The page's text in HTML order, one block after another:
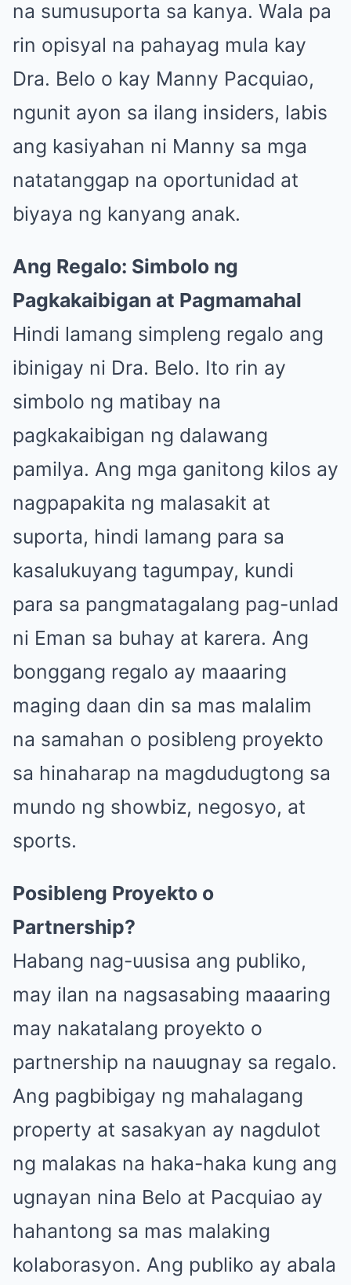
na sumusuporta sa kanya. Wala pa
rin opisyal na pahayag mula kay
Dra. Belo o kay Manny Pacquiao,
ngunit ayon sa ilang insiders, labis
ang kasiyahan ni Manny sa mga
natatanggap na oportunidad at
biyaya ng kanyang anak.
Ang Regalo: Simbolo ng
Pagkakaibigan at Pagmamahal
Hindi lamang simpleng regalo ang
ibinigay ni Dra. Belo. Ito rin ay
simbolo ng matibay na
pagkakaibigan ng dalawang
pamilya. Ang mga ganitong kilos ay
nagpapakita ng malasakit at
suporta, hindi lamang para sa
kasalukuyang tagumpay, kundi
para sa pangmatagalang pag-unlad
ni Eman sa buhay at karera. Ang
bonggang regalo ay maaaring
maging daan din sa mas malalim
na samahan o posibleng proyekto
sa hinaharap na magdudugtong sa
mundo ng showbiz, negosyo, at
sports.
Posibleng Proyekto o
Partnership?
Habang nag-uusisa ang publiko,
may ilan na nagsasabing maaaring
may nakatalang proyekto o
partnership na nauugnay sa regalo.
Ang pagbibigay ng mahalagang
property at sasakyan ay nagdulot
ng malakas na haka-haka kung ang
ugnayan nina Belo at Pacquiao ay
hahantong sa mas malaking
kolaborasyon. Ang publiko ay abala